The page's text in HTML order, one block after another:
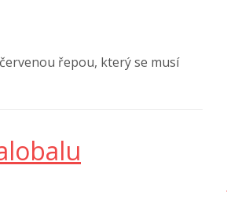
řepou, který se musí